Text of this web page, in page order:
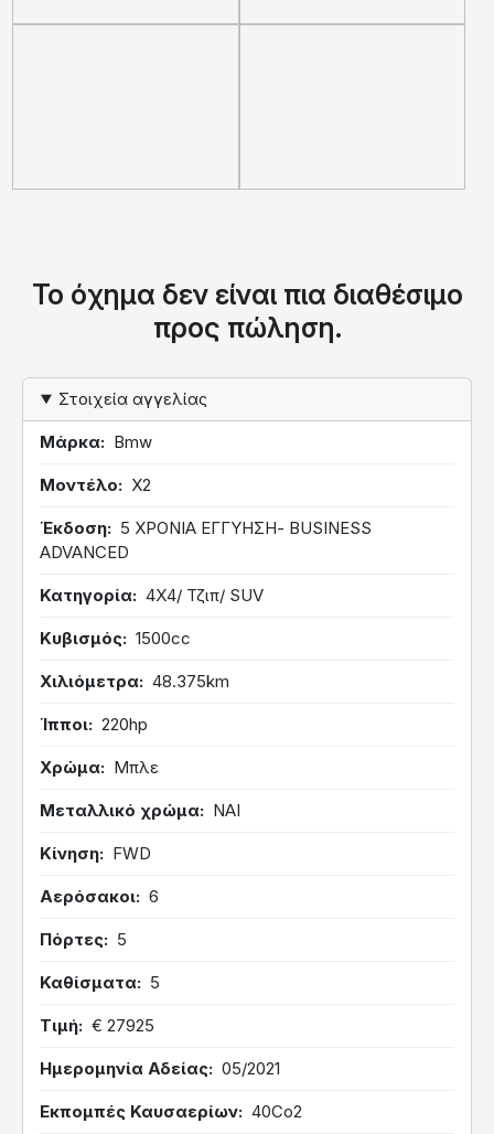
Το όχημα δεν είναι πια διαθέσιμο
προς πώληση.
Στοιχεία αγγελίας
Μάρκα Bmw
Μοντέλο X2
Έκδοση
5 ΧΡΟΝΙΑ ΕΓΓΥΗΣΗ- BUSINESS
ADVANCED
Κατηγορία 4Χ4/ Τζιπ/ SUV
Κυβισμός 1500cc
Χιλιόμετρα 48.375km
Ίπποι 220hp
Χρώμα Μπλε
Μεταλλικό χρώμα ΝΑΙ
Κίνηση FWD
Αερόσακοι 6
Πόρτες 5
Καθίσματα 5
Τιμή € 27925
Ημερομηνία Αδείας 05/2021
Εκπομπές Καυσαερίων 40Co2